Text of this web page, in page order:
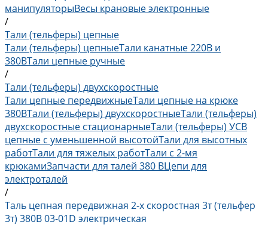
манипуляторыВесы крановые электронные
/
Тали (тельферы) цепные
Тали (тельферы) цепныеТали канатные 220В и
380ВТали цепные ручные
/
Тали (тельферы) двухскоростные
Тали цепные передвижныеТали цепные на крюке
380ВТали (тельферы) двухскоростныеТали (тельферы)
двухскоростные стационарныеТали (тельферы) УСВ
цепные с уменьшенной высотойТали для высотных
работТали для тяжелых работТали с 2-мя
крюкамиЗапчасти для талей 380 ВЦепи для
электроталей
/
Таль цепная передвижная 2-х скоростная 3т (тельфер
3т) 380В 03-01D электрическая